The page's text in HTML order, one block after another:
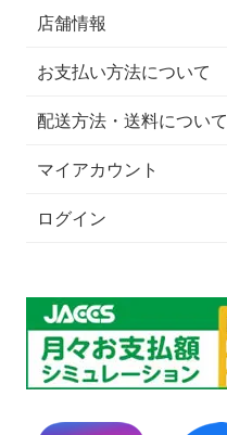
店舗情報
お支払い方法について
配送方法・送料について
マイアカウント
ログイン